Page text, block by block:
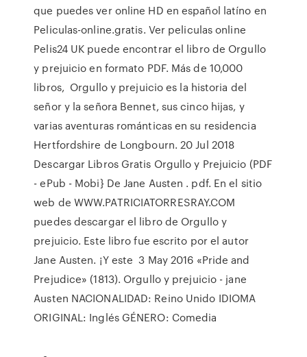
que puedes ver online HD en español latíno en
Peliculas-online.gratis. Ver peliculas online
Pelis24 UK puede encontrar el libro de Orgullo
y prejuicio en formato PDF. Más de 10,000
libros, Orgullo y prejuicio es la historia del
señor y la señora Bennet, sus cinco hijas, y
varias aventuras románticas en su residencia
Hertfordshire de Longbourn. 20 Jul 2018
Descargar Libros Gratis Orgullo y Prejuicio (PDF
- ePub - Mobi} De Jane Austen . pdf. En el sitio
web de WWW.PATRICIATORRESRAY.COM
puedes descargar el libro de Orgullo y
prejuicio. Este libro fue escrito por el autor
Jane Austen. ¡Y este 3 May 2016 «Pride and
Prejudice» (1813). Orgullo y prejuicio - jane
Austen NACIONALIDAD: Reino Unido IDIOMA
ORIGINAL: Inglés GÉNERO: Comedia